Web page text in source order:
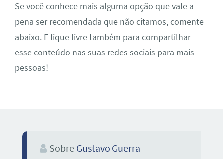
Se você conhece mais alguma opção que vale a
pena ser recomendada que não citamos, comente
abaixo. E fique livre também para compartilhar
esse conteúdo nas suas redes sociais para mais
pessoas!
Sobre Gustavo Guerra